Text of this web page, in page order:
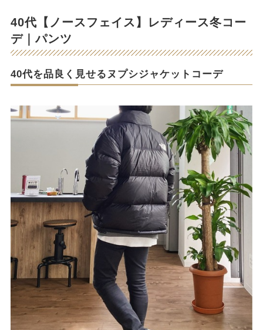
40代【ノースフェイス】レディース冬コー
デ｜パンツ
40代を品良く見せるヌプシジャケットコーデ